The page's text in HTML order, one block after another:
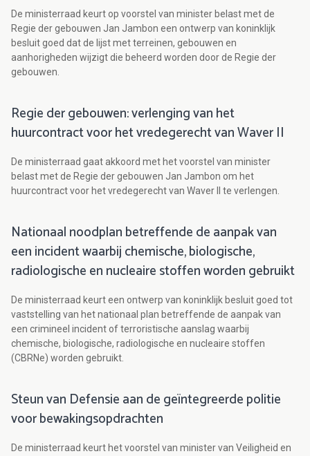
De ministerraad keurt op voorstel van minister belast met de
Regie der gebouwen Jan Jambon een ontwerp van koninklijk
besluit goed dat de lijst met terreinen, gebouwen en
aanhorigheden wijzigt die beheerd worden door de Regie der
gebouwen.
Regie der gebouwen: verlenging van het
huurcontract voor het vredegerecht van Waver II
De ministerraad gaat akkoord met het voorstel van minister
belast met de Regie der gebouwen Jan Jambon om het
huurcontract voor het vredegerecht van Waver II te verlengen.
Nationaal noodplan betreffende de aanpak van
een incident waarbij chemische, biologische,
radiologische en nucleaire stoffen worden gebruikt
De ministerraad keurt een ontwerp van koninklijk besluit goed tot
vaststelling van het nationaal plan betreffende de aanpak van
een crimineel incident of terroristische aanslag waarbij
chemische, biologische, radiologische en nucleaire stoffen
(CBRNe) worden gebruikt.
Steun van Defensie aan de geïntegreerde politie
voor bewakingsopdrachten
De ministerraad keurt het voorstel van minister van Veiligheid en